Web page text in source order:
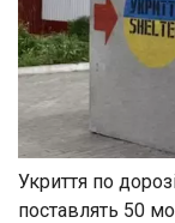
Укриття по
поставлять 50